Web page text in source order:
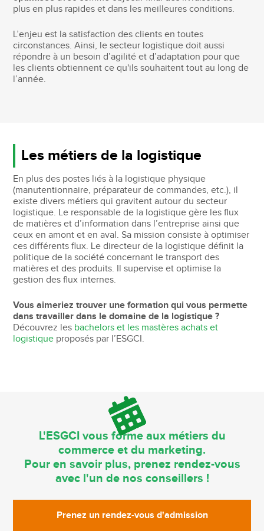
plus en plus rapides et dans les meilleures conditions.
L’enjeu est la satisfaction des clients en toutes
circonstances. Ainsi, le secteur logistique doit aussi
répondre à un besoin d’agilité et d’adaptation pour que
les clients obtiennent ce qu'ils souhaitent tout au long de
l’année.
Les métiers de la logistique
En plus des postes liés à la logistique physique
(manutentionnaire, préparateur de commandes, etc.), il
existe divers métiers qui gravitent autour du secteur
logistique. Le responsable de la logistique gère les flux
de matières et d’information dans l’entreprise ainsi que
ceux en amont et en aval. Sa mission consiste à optimiser
ces différents flux. Le directeur de la logistique définit la
politique de la société concernant le transport des
matières et des produits. Il supervise et optimise la
gestion des flux internes.
Vous aimeriez trouver une formation qui vous permette
dans travailler dans le domaine de la logistique ?
Découvrez les bachelors et les mastères achats et
logistique proposés par l’ESGCI.
L'ESGCI vous forme aux métiers du
commerce et du marketing.
Pour en savoir plus, prenez rendez-vous
avec l'un de nos conseillers !
Prenez un rendez-vous d'admission